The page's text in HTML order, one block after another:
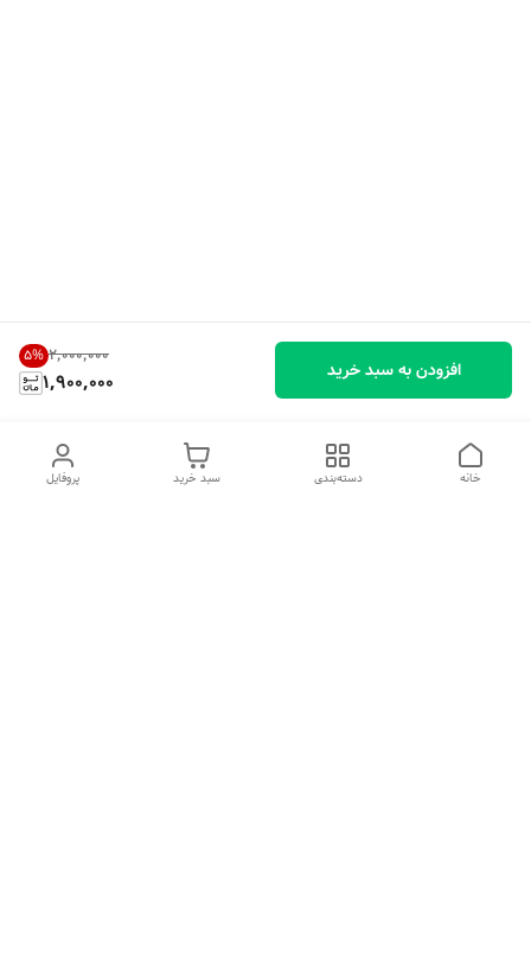
۲٬۰۰۰٬۰۰۰ 5%
1,900,000 افزودن به سبد خرید
پروفایل سبد خرید دسته‌بندی خانه